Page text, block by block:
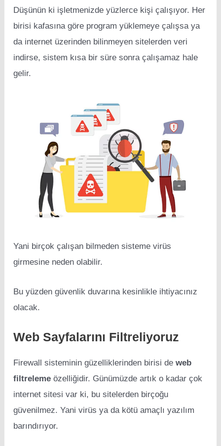
Düşünün ki işletmenizde yüzlerce kişi çalışıyor. Her
birisi kafasına göre program yüklemeye çalışsa ya
da internet üzerinden bilinmeyen sitelerden veri
indirse, sistem kısa bir süre sonra çalışamaz hale
gelir.
Yani birçok çalışan bilmeden sisteme virüs
girmesine neden olabilir.
Bu yüzden güvenlik duvarına kesinlikle ihtiyacınız
olacak.
Web Sayfalarını Filtreliyoruz
Firewall sisteminin güzelliklerinden birisi de web
filtrelemeözelliğidir. Günümüzde artık o kadar çok
internet sitesi var ki, bu sitelerden birçoğu
güvenilmez. Yani virüs ya da kötü amaçlı yazılım
barındırıyor.